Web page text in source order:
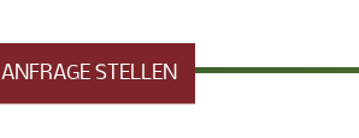
ANFRAGE STELLEN